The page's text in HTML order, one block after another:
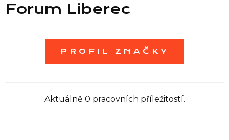
Forum Liberec
PROFIL ZNAČKY
Aktuálně 0 pracovních příležitostí.